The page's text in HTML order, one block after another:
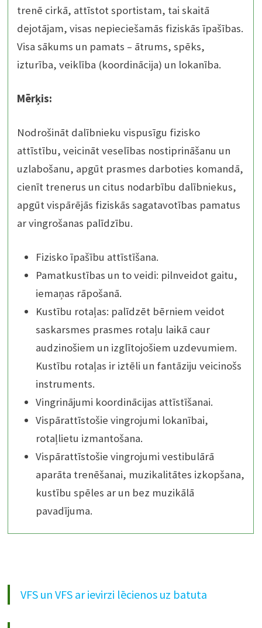
trenē cirkā, attīstot sportistam, tai skaitā
dejotājam, visas nepieciešamās fiziskās īpašības.
Visa sākums un pamats – ātrums, spēks,
izturība, veiklība (koordinācija) un lokanība.
Mērķis:
Nodrošināt dalībnieku vispusīgu fizisko
attīstību, veicināt veselības nostiprināšanu un
uzlabošanu, apgūt prasmes darboties komandā,
cienīt trenerus un citus nodarbību dalībniekus,
apgūt vispārējās fiziskās sagatavotības pamatus
ar vingrošanas palīdzību.
Fizisko īpašību attīstīšana.
Pamatkustības un to veidi: pilnveidot gaitu,
iemaņas rāpošanā.
Kustību rotaļas: palīdzēt bērniem veidot
saskarsmes prasmes rotaļu laikā caur
audzinošiem un izglītojošiem uzdevumiem.
Kustību rotaļas ir iztēli un fantāziju veicinošs
instruments.
Vingrinājumi koordinācijas attīstīšanai.
Vispārattīstošie vingrojumi lokanībai,
rotaļlietu izmantošana.
Vispārattīstošie vingrojumi vestibulārā
aparāta trenēšanai, muzikalitātes izkopšana,
kustību spēles ar un bez muzikālā
pavadījuma.
VFS un VFS ar ievirzi lēcienos uz batuta